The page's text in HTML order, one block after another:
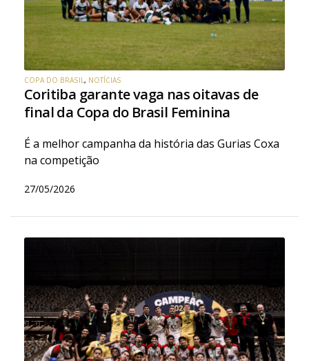
COPA DO BRASIL, NOTÍCIAS
Coritiba garante vaga nas oitavas de
final da Copa do Brasil Feminina
É a melhor campanha da história das Gurias Coxa
na competição
27/05/2026